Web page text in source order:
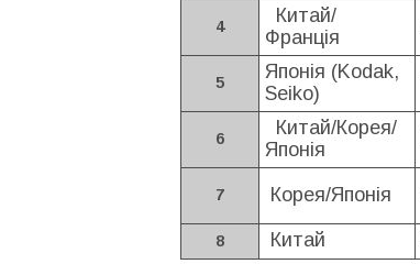
4
Китай/
Франція
5
Японія (Kodak,
Seiko)
6
Китай/Корея/
Японія
7 Корея/Японія
8 Китай